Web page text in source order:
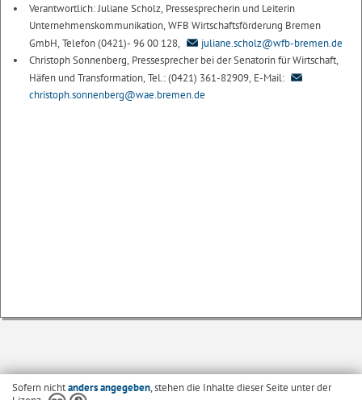
Verantwortlich: Juliane Scholz, Pressesprecherin und Leiterin
Unternehmenskommunikation, WFB Wirtschaftsförderung Bremen
GmbH, Telefon (0421)- 96 00 128,
juliane.scholz@wfb-bremen.de
Christoph Sonnenberg, Pressesprecher bei der Senatorin für Wirtschaft,
Häfen und Transformation, Tel.: (0421) 361-82909, E-Mail:
christoph.sonnenberg@wae.bremen.de
Sofern nichtanders angegeben, stehen die Inhalte dieser Seite unter der